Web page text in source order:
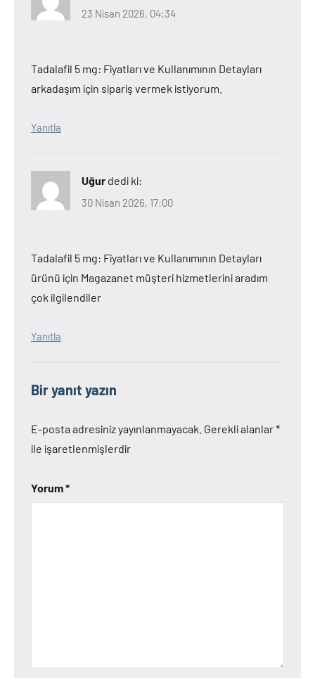
23 Nisan 2026, 04:34
Tadalafil 5 mg: Fiyatları ve Kullanımının Detayları
arkadaşım için sipariş vermek istiyorum.
Yanıtla
Uğur dedi ki:
30 Nisan 2026, 17:00
Tadalafil 5 mg: Fiyatları ve Kullanımının Detayları
ürünü için Magazanet müşteri hizmetlerini aradım
çok ilgilendiler
Yanıtla
Bir yanıt yazın
E-posta adresiniz yayınlanmayacak. Gerekli alanlar*
ile işaretlenmişlerdir
Yorum*